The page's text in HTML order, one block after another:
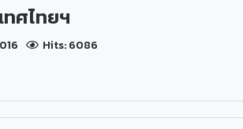
ศไทยฯ
Hits: 6086